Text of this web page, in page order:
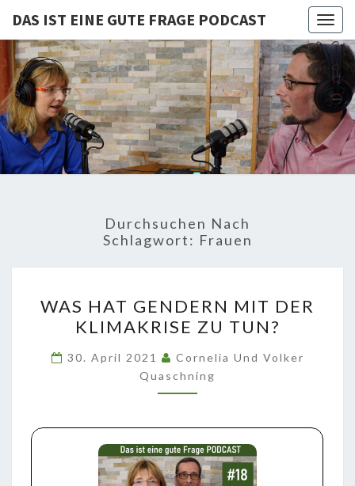
DAS IST EINE GUTE FRAGE PODCAST
DAS IST
EINE
GUTE
FRAGE
PODCAST
Von Cornelia Und
Volker
Quaschning – Der
Podcast Zur
Klimakrise Und
Energierevolution
Energiewende-
Fakten Und
Hintergründe
Durchsuchen Nach
Schlagwort: Frauen
HAT
GENDERN
MIT
DER
KLIMAKRISE
WAS HAT GENDERN MIT DER
KLIMAKRISE ZU TUN?
30. April 2021
Cornelia Und Volker
Quaschning